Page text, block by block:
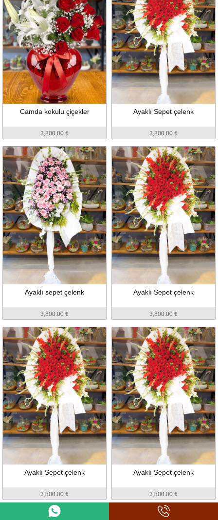
Camda kokulu çiçekler
3,800.00 ₺
Ayaklı Sepet çelenk
3,800.00 ₺
Ayaklı sepet çelenk
3,800.00 ₺
Ayaklı Sepet çelenk
3,800.00 ₺
Ayaklı Sepet çelenk
3,800.00 ₺
Ayaklı Sepet çelenk
3,800.00 ₺